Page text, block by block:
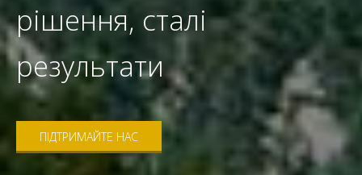
рішення, сталі
результати
ПІДТРИМАЙТЕ НАС